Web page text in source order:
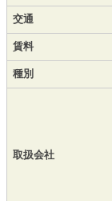
交通
賃料
種別
取扱会社